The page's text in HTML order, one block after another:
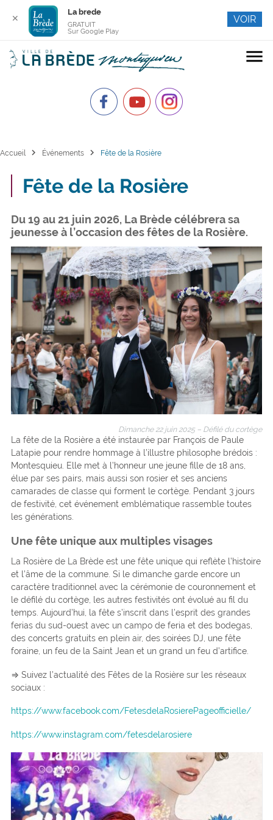
menu
Accueil chevron_right Événements chevron_right Fête de la Rosière
Fête de la Rosière
Du 19 au 21 juin 2026, La Brède célébrera sa
jeunesse à l’occasion des fêtes de la Rosière.
Dimanche 22 juin 2025 – Défilé du cortège
La fête de la Rosière a été instaurée par François de Paule
Latapie pour rendre hommage à l’illustre philosophe brédois :
Montesquieu. Elle met à l’honneur une jeune fille de 18 ans,
élue par ses pairs, mais aussi son rosier et ses anciens
camarades de classe qui forment le cortège. Pendant 3 jours
de festivité, cet événement emblématique rassemble toutes
les générations.
Une fête unique aux multiples visages
La Rosière de La Brède est une fête unique qui reflète l’histoire
et l’âme de la commune. Si le dimanche garde encore un
caractère traditionnel avec la cérémonie de couronnement et
le défilé du cortège, les autres festivités ont évolué au fil du
temps. Aujourd’hui, la fête s’inscrit dans l’esprit des grandes
ferias du sud-ouest avec un campo de feria et des bodegas,
des concerts gratuits en plein air, des soirées DJ, une fête
foraine, un feu de la Saint Jean et un grand un feu d’artifice.
⇒ Suivez l’actualité des Fêtes de la Rosière sur les réseaux
sociaux :
https://www.facebook.com/FetesdelaRosierePageofficielle/
https://www.instagram.com/fetesdelarosiere
✕
La brede
GRATUIT
Sur Google Play
VOIR